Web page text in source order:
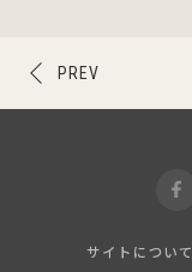
PREV
サイトについて